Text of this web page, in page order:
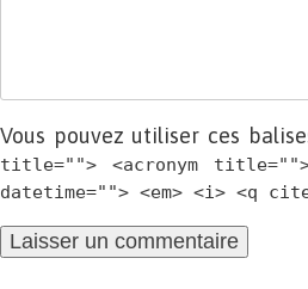
Vous pouvez utiliser ces
title=""> <acronym
datetime=""> <em> <i> <q